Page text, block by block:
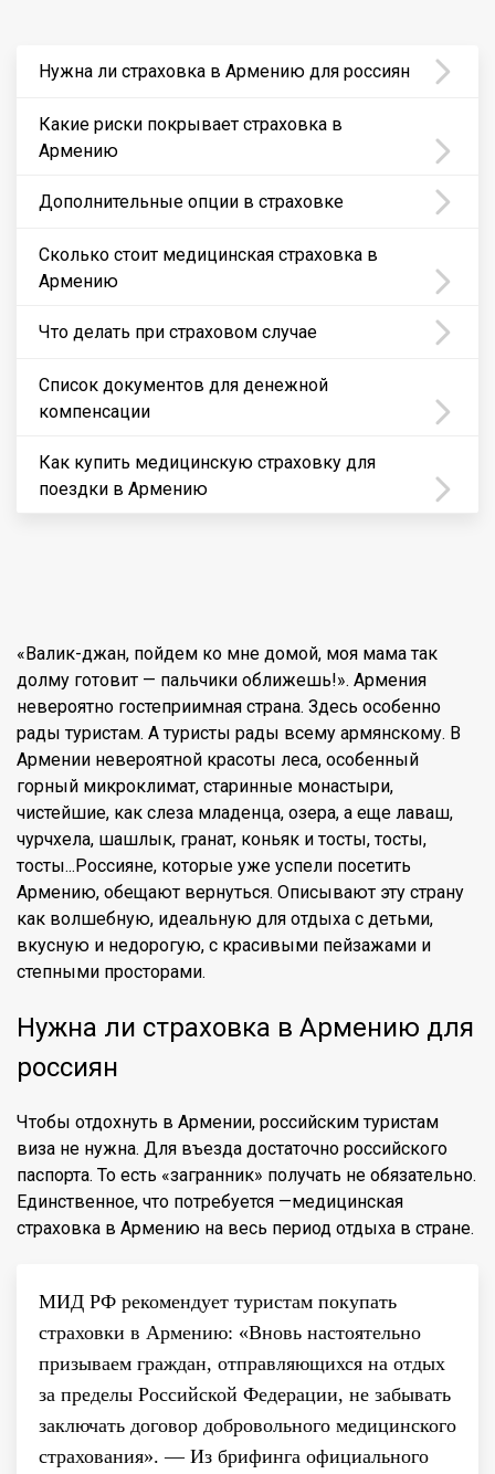
Нужна ли страховка в Армению для россиян
Какие риски покрывает страховка в
Армению
Дополнительные опции в страховке
Сколько стоит медицинская страховка в
Армению
Что делать при страховом случае
Список документов для денежной
компенсации
Как купить медицинскую страховку для
поездки в Армению
«Валик-джан, пойдем ко мне домой, моя мама так
долму готовит — пальчики оближешь!». Армения
невероятно гостеприимная страна. Здесь особенно
рады туристам. А туристы рады всему армянскому. В
Армении невероятной красоты леса, особенный
горный микроклимат, старинные монастыри,
чистейшие, как слеза младенца, озера, а еще лаваш,
чурчхела, шашлык, гранат, коньяк и тосты, тосты,
тосты...Россияне, которые уже успели посетить
Армению, обещают вернуться. Описывают эту страну
как волшебную, идеальную для отдыха с детьми,
вкусную и недорогую, с красивыми пейзажами и
степными просторами.
Нужна ли страховка в Армению для
россиян
Чтобы отдохнуть в Армении, российским туристам
виза не нужна. Для въезда достаточно российского
паспорта. То есть «загранник» получать не обязательно.
Единственное, что потребуется —медицинская
страховка в Армению на весь период отдыха в стране.
МИД РФ рекомендует туристам покупать
страховки в Армению: «Вновь настоятельно
призываем граждан, отправляющихся на отдых
за пределы Российской Федерации, не забывать
заключать договор добровольного медицинского
страхования». — Из брифинга официального